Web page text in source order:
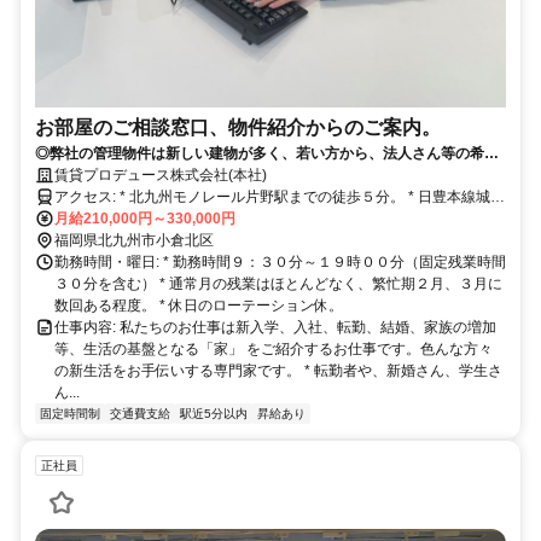
お部屋のご相談窓口、物件紹介からのご案内。
◎弊社の管理物件は新しい建物が多く、若い方から、法人さん等の希望
者が多いマンションです。
賃貸プロデュース株式会社(本社)
アクセス: * 北九州モノレール片野駅までの徒歩５分。 * 日豊本線城野
駅まで徒歩１４分。
月給210,000円～330,000円
福岡県北九州市小倉北区
勤務時間・曜日: * 勤務時間９：３０分～１９時００分（固定残業時間
３０分を含む） * 通常月の残業はほとんどなく、繁忙期２月、３月に
数回ある程度。 * 休日のローテーション休。
仕事内容: 私たちのお仕事は新入学、入社、転勤、結婚、家族の増加
等、生活の基盤となる「家」 をご紹介するお仕事です。色んな方々
の新生活をお手伝いする専門家です。 * 転勤者や、新婚さん、学生さ
ん...
固定時間制 交通費支給 駅近5分以内 昇給あり
正社員